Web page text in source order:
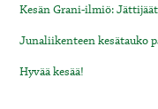
Kesän Grani-ilmiö:
Junaliikenteen kesätauko
Hyvää kesää!